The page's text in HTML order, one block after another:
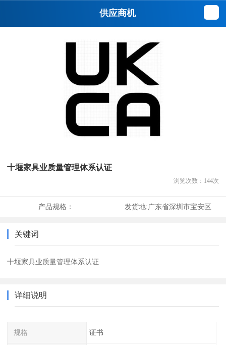
供应商机
十堰家具业质量管理体系认证
浏览次数： 144次
产品规格： 发货地:广东省深圳市宝安区
关键词
十堰家具业质量管理体系认证
详细说明
规格 证书